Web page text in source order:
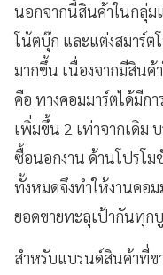
นอกจากนี้สินค้าในกลุ่ม
โน้ตบุ๊ก และแต่งสมาร์ต
มากขึ้น เนื่องจากมีสินค้
คือ ทางคอมมาร์ตได้มีก
เพิ่มขึ้น 2 เท่าจากเดิม
ซื้อนอกงาน ด้านโปรโ
ทั้งหมดจึงทำให้งานคอ
ยอดขายทะลุเป้ากันทุก
สำหรับแบรนด์สินค้าที่ข